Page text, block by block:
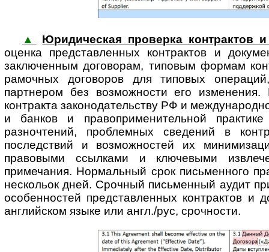
▲
Юридическая проверка контрактов
оценка представ­ленных контрактов и
заключенным договорам, типовым формам
рамочных договоров для типовых
партнером без возможности его
контракта зако­но­да­тель­ству РФ и
и банков и право­при­ме­ни­тель­ной
разночтений, проблемных сведений в
последствий и возмож­ностей их
правовыми ссылками и ключевыми
примечания. Нормальный срок письменного
нескольок дней. Срочный письменный аудит
особенностей представ­ленных контрактов и
английском языке или англ./рус, срочности.